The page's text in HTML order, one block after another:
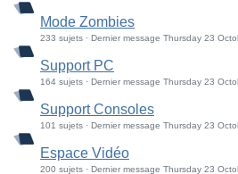
Mode Zombies
233 sujets · Dernier message Thursday 23
Support PC
164 sujets · Dernier message Thursday 23
Support Consoles
101 sujets · Dernier message Thursday 23
Espace Vidéo
200 sujets · Dernier message Thursday 23